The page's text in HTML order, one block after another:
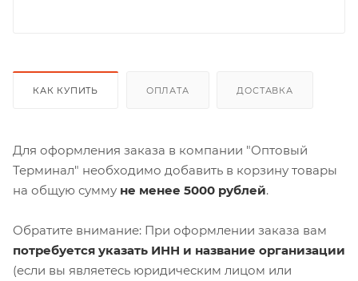
КАК КУПИТЬ ОПЛАТА ДОСТАВКА
Для оформления заказа в компании "Оптовый
Терминал" необходимо добавить в корзину товары
на общую сумму не менее 5000 рублей.
Обратите внимание: При оформлении заказа вам
потребуется указать ИНН и название организации
(если вы являетесь юридическим лицом или